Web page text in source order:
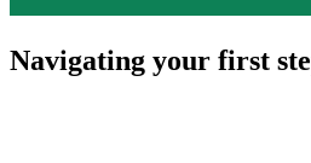
Navigating your first